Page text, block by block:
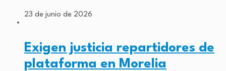
23 de junio de 2026
Exigen justicia repartidores de
plataforma en Morelia